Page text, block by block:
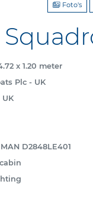
Foto's
x 1.20 meter
Plc - UK
D2848LE401